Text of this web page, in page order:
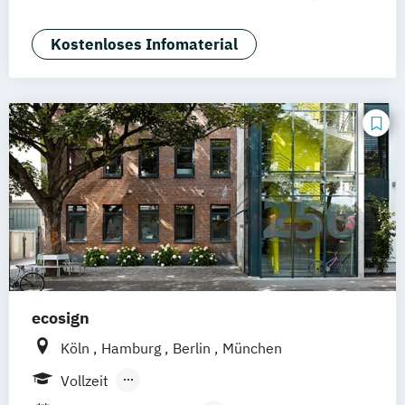
Marketing
Kostenloses Infomaterial
ecosign
Köln Hamburg Berlin
München
Vollzeit